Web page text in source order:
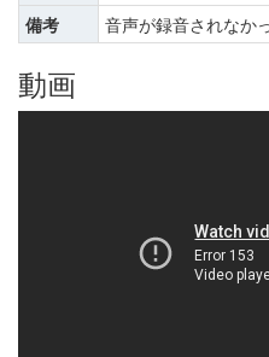
備考
音声が録音されなか
動画